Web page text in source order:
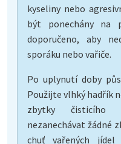
kyseliny nebo
být ponechány na
doporučeno, aby
sporáku nebo vařiče.
Po uplynutí doby
Použijte vlhký hadřík
zbytky čisticího
nezanechávat žádné
chuť vařených jídel